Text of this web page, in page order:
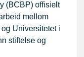
(BCBP) offisielt
mellom
Universitetet i
stiftelse og